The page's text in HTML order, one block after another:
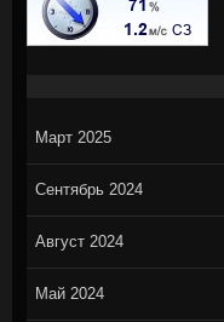
Март 2025
Сентябрь 2024
Август 2024
Май 2024